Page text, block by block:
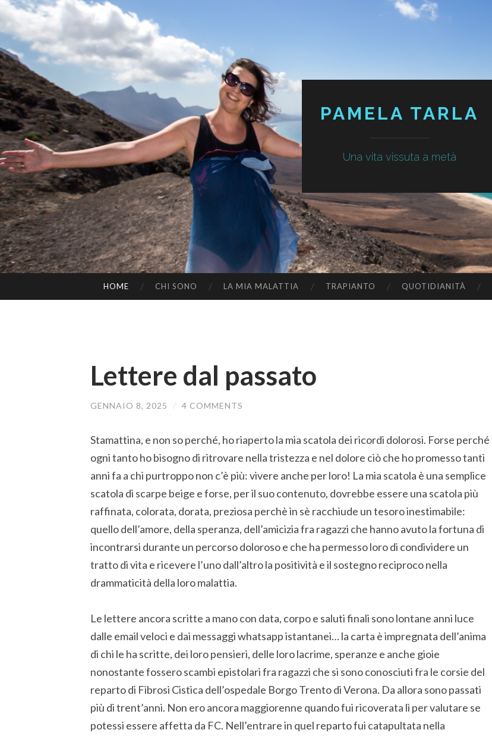
PAMELA TARLA
Una vita vissuta a metà
TO
HOME CHI SONO LA MIA MALATTIA TRAPIANTO QUOTIDIANITÀ
Lettere dal passato
GENNAIO 8, 2025 / 4 COMMENTS
Stamattina, e non so perché, ho riaperto la mia scatola dei ricordi dolorosi. Forse perché
ogni tanto ho bisogno di ritrovare nella tristezza e nel dolore ciò che ho promesso tanti
anni fa a chi purtroppo non c’è più: vivere anche per loro! La mia scatola è una semplice
scatola di scarpe beige e forse, per il suo contenuto, dovrebbe essere una scatola più
raffinata, colorata, dorata, preziosa perchè in sè racchiude un tesoro inestimabile:
quello dell’amore, della speranza, dell’amicizia fra ragazzi che hanno avuto la fortuna di
incontrarsi durante un percorso doloroso e che ha permesso loro di condividere un
tratto di vita e ricevere l’uno dall’altro la positività e il sostegno reciproco nella
drammaticità della loro malattia.
Le lettere ancora scritte a mano con data, corpo e saluti finali sono lontane anni luce
dalle email veloci e dai messaggi whatsapp istantanei… la carta è impregnata dell’anima
di chi le ha scritte, dei loro pensieri, delle loro lacrime, speranze e anche gioie
nonostante fossero scambi epistolari fra ragazzi che si sono conosciuti fra le corsie del
reparto di Fibrosi Cistica dell’ospedale Borgo Trento di Verona. Da allora sono passati
più di trent’anni. Non ero ancora maggiorenne quando fui ricoverata lì per valutare se
potessi essere affetta da FC. Nell’entrare in quel reparto fui catapultata nella